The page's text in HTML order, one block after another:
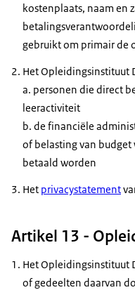
kostenplaats, naam en
gebruikt om primair de
Het Opleidingsinstituut
a. personen die direct
leeractiviteit
b. de financiële
of belasting van
betaald worden
Het privacystatement
Artikel 13 -
Het Opleidingsinstituut
of gedeelten daarvan